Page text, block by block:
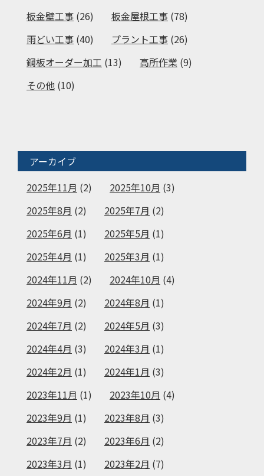
板金壁工事 (26) 板金屋根工事 (78)
雨どい工事 (40) プラント工事 (26)
鋼板オーダー加工 (13) 高所作業 (9)
その他 (10)
アーカイブ
2025年11月 (2) 2025年10月 (3)
2025年8月 (2) 2025年7月 (2)
2025年6月 (1) 2025年5月 (1)
2025年4月 (1) 2025年3月 (1)
2024年11月 (2) 2024年10月 (4)
2024年9月 (2) 2024年8月 (1)
2024年7月 (2) 2024年5月 (3)
2024年4月 (3) 2024年3月 (1)
2024年2月 (1) 2024年1月 (3)
2023年11月 (1) 2023年10月 (4)
2023年9月 (1) 2023年8月 (3)
2023年7月 (2) 2023年6月 (2)
2023年3月 (1) 2023年2月 (7)